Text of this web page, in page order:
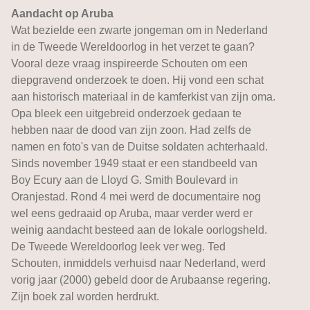
Aandacht op Aruba
Wat bezielde een zwarte jongeman om in Nederland
in de Tweede Wereldoorlog in het verzet te gaan?
Vooral deze vraag inspireerde Schouten om een
diepgravend onderzoek te doen. Hij vond een schat
aan historisch materiaal in de kamferkist van zijn oma.
Opa bleek een uitgebreid onderzoek gedaan te
hebben naar de dood van zijn zoon. Had zelfs de
namen en foto's van de Duitse soldaten achterhaald.
Sinds november 1949 staat er een standbeeld van
Boy Ecury aan de Lloyd G. Smith Boulevard in
Oranjestad. Rond 4 mei werd de documentaire nog
wel eens gedraaid op Aruba, maar verder werd er
weinig aandacht besteed aan de lokale oorlogsheld.
De Tweede Wereldoorlog leek ver weg. Ted
Schouten, inmiddels verhuisd naar Nederland, werd
vorig jaar (2000) gebeld door de Arubaanse regering.
Zijn boek zal worden herdrukt.